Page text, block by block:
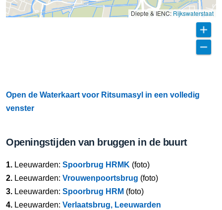
Diepte & IENC: Rijkswaterstaat
Open de Waterkaart voor Ritsumasyl in een volledig
venster
Openingstijden van bruggen in de buurt
1. Leeuwarden: Spoorbrug HRMK (foto)
2. Leeuwarden: Vrouwenpoortsbrug (foto)
3. Leeuwarden: Spoorbrug HRM (foto)
4. Leeuwarden: Verlaatsbrug, Leeuwarden